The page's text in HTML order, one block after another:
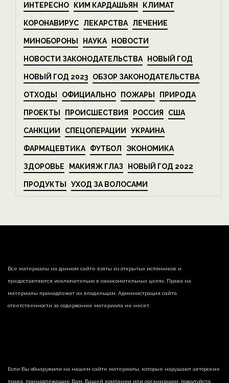
ИНТЕРЕСНО КИМ КАРДАШЬЯН КЛИМАТ
КОРОНАВИРУС ЛЕКАРСТВА ЛЕЧЕНИЕ
МИНОБОРОНЫ НАУКА НОВОСТИ
НОВОСТИ ЗАКОНОДАТЕЛЬСТВА НОВЫЙ ГОД
НОВЫЙ ГОД 2023 ОБЗОР ЗАКОНОДАТЕЛЬСТВА
ОТХОДЫ ОФИЦИАЛЬНО ПОЖАРЫ ПРИРОДА
ПРОЕКТЫ ПРОИСШЕСТВИЯ РОССИЯ США
САНКЦИИ СПЕЦОПЕРАЦИИ УКРАИНА
ФАРМАЦЕВТИКА ФУТБОЛ ЭКОНОМИКА
ЗДОРОВЬЕ МАКИЯЖ ГЛАЗ НОВЫЙ ГОД 2022
ПРОДУКТЫ УХОД ЗА ВОЛОСАМИ
Все материалы на данном сайте взяты из открытых источников и
предоставляются исключительно в ознакомительных целях. Права на
материалы принадлежат их владельцам. Администрация сайта
ответственности за содержание материала не несет.
Если Вы обнаружили на нашем сайте материалы, которые нарушают авторские
права, принадлежащие Вам, Вашей компании или организации, пожалуйста,